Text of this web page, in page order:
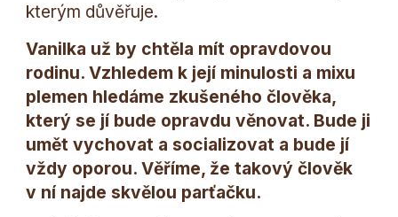
kterým důvěřuje.
Vanilka už by chtěla mít opravdovou
rodinu. Vzhledem k její minulosti a mixu
plemen hledáme zkušeného člověka,
který se jí bude opravdu věnovat. Bude ji
umět vychovat a socializovat a bude jí
vždy oporou. Věříme, že takový člověk
v ní najde skvělou parťačku.